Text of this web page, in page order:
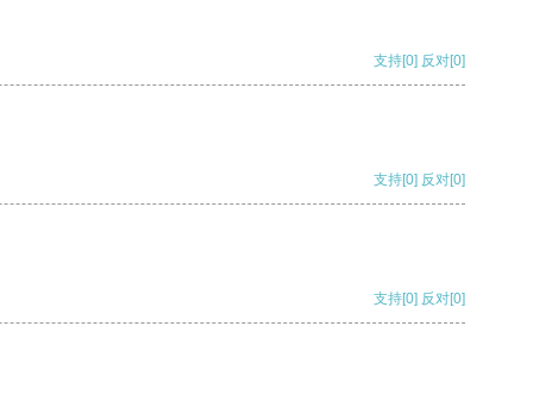
支持[0] 反对[0]
支持[0] 反对[0]
支持[0] 反对[0]